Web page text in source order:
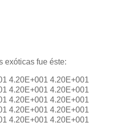
exóticas fue éste:
4.20E+001 4.20E+001
4.20E+001 4.20E+001
4.20E+001 4.20E+001
4.20E+001 4.20E+001
4.20E+001 4.20E+001